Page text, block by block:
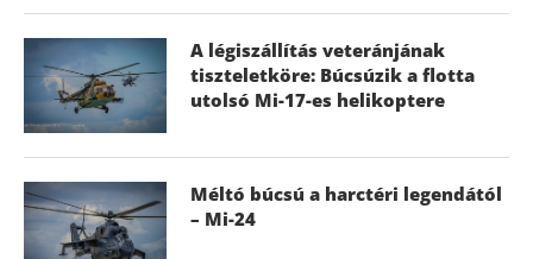
A légiszállítás veteránjának
tiszteletköre: Búcsúzik a flotta
utolsó Mi-17-es helikoptere
Méltó búcsú a harctéri legendától
– Mi-24